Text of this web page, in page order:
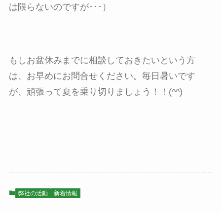
は限らないのですが･･･）
もしお盆休みまでに相談しておきたいという方
は、お早めにお問合せください。毎日暑いです
が、頑張って夏を乗り切りましょう！！(^^)
弊社の活動 新着情報